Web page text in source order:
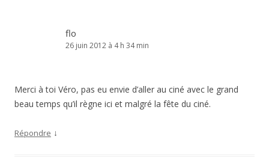
flo
26 juin 2012 à 4 h 34 min
Merci à toi Véro, pas eu envie d’aller au ciné avec le grand
beau temps qu’il règne ici et malgré la fête du ciné.
Répondre ↓